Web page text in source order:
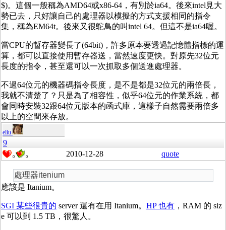
$)。這個一般稱為AMD64或x86-64，有別於ia64。後來intel見大
勢已去，只好讓自己的處理器以模擬的方式支援相同的指令
集，稱為EM64t。後來又很鴕鳥的叫intel 64。但這不是ia64喔。
當CPU的暫存器變長了(64bit)，許多原本要透過記憶體指標的運
算，都可以直接使用暫存器送，當然速度更快。對原先32位元
長度的指令，甚至還可以一次抓取多個送進處理器。
不過64位元的機器碼指令長度，是不是都是32位元的兩倍長，
我就不清楚了？只是為了相容性，似乎64位元的作業系統，都
會同時安裝32跟64位元版本的函式庫，這樣子自然需要兩倍多
以上的空間來存放。
eliu
9
0 0 2010-12-28 quote
處理器itenium
應該是 Itanium。
SGI 某些很貴的 server 還有在用 Itanium。 HP 也有 ，RAM 的 siz
e 可以到 1.5 TB，很驚人。